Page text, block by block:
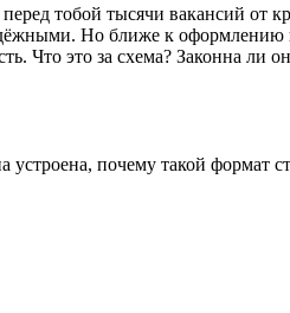
тобой тысячи вакансий от
Но ближе к оформлению
Что это за схема? Законна ли
устроена, почему такой